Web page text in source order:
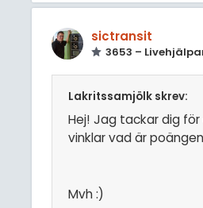
sictransit
3653 –
Lakritssamjölk skrev:
Hej! Jag tackar dig
vinklar vad är
Mvh :)